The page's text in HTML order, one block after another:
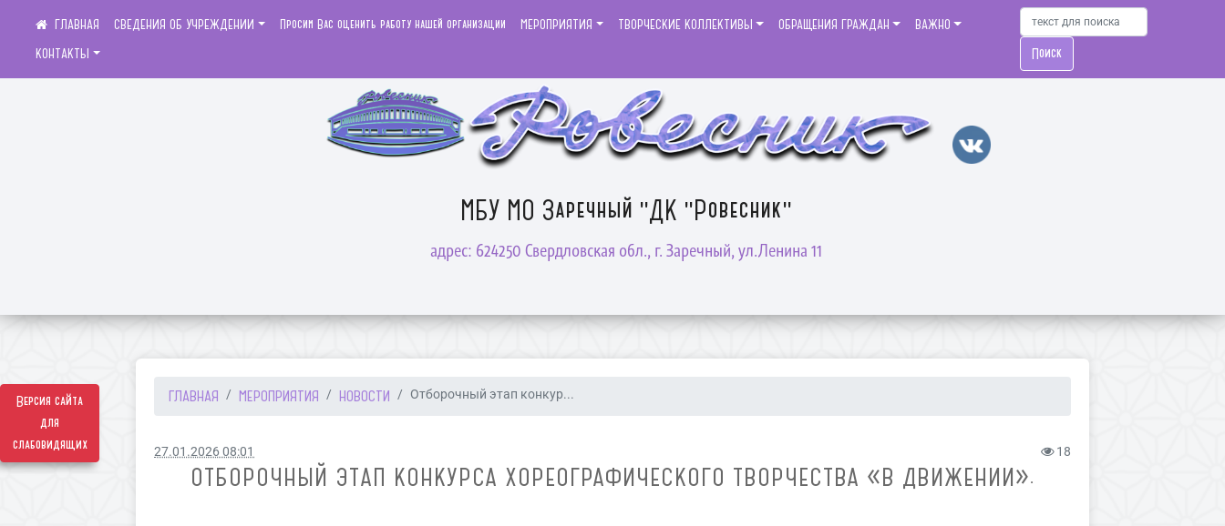
Версия сайта
для
слабовидящих
МБУ МО Заречный "ДК "Ровесник"
адрес: 624250 Свердловская обл., г. Заречный, ул.Ленина 11
СВЕДЕНИЯ ОБ УЧРЕЖДЕНИИ Просим Вас оценить работу нашей организации МЕРОПРИЯТИЯ ТВОРЧЕСКИЕ КОЛЛЕКТИВЫ ОБРАЩЕНИЯ ГРАЖДАН
ВАЖНО
КОНТАКТЫ
Поиск
ГЛАВНАЯ МЕРОПРИЯТИЯ НОВОСТИ Отборочный этап конкур...
27.01.2026 08:01 18
ОТБОРОЧНЫЙ ЭТАП КОНКУРСА ХОРЕОГРАФИЧЕСКОГО ТВОРЧЕСТВА «В ДВИЖЕНИИ».